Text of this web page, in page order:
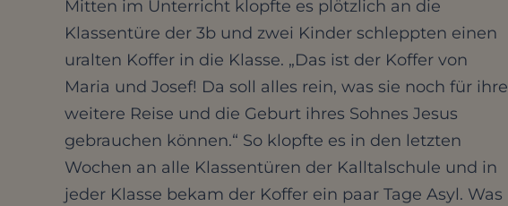
Mitten im Unterricht klopfte es plötzlich an die
Klassentüre der 3b und zwei Kinder schleppten einen
uralten Koffer in die Klasse. „Das ist der Koffer von
Maria und Josef! Da soll alles rein, was sie noch für ihre
weitere Reise und die Geburt ihres Sohnes Jesus
gebrauchen können.“ So klopfte es in den letzten
Wochen an alle Klassentüren der Kalltalschule und in
jeder Klasse bekam der Koffer ein paar Tage Asyl. Was